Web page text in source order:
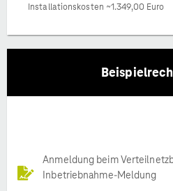
Installationskosten ~1.349,00 Euro
Anmeldung beim
Inbetriebnahme-Meldung